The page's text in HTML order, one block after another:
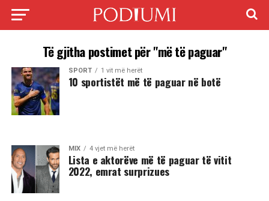
Të gjitha postimet për "më të paguar"
SPORT 1 vit më herët
10 sportistët më të paguar në botë
MIX 4 vjet më herët
Lista e aktorëve më të paguar të vitit
2022, emrat surprizues